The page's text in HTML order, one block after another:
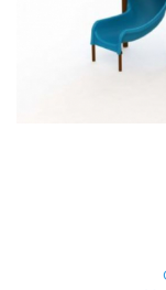
Jocuri cu nisip
Echipamente de